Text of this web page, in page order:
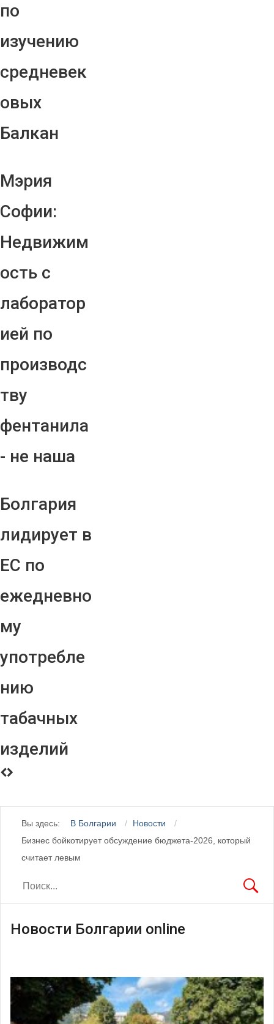
по
изучению
средневек
овых
Балкан
Мэрия
Софии:
Недвижим
ость с
лаборатор
ией по
производс
тву
фентанила
- не наша
Болгария
лидирует в
ЕС по
ежедневно
му
употребле
нию
табачных
изделий
Вы здесь: В Болгарии
Новости
Бизнес бойкотирует обсуждение бюджета-2026, который
считает левым
Новости Болгарии online